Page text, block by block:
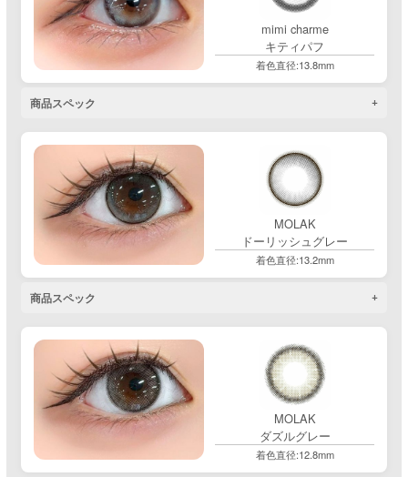
mimi charme
キティパフ
着色直径:13.8mm
商品スペック
MOLAK
ドーリッシュグレー
着色直径:13.2mm
商品スペック
MOLAK
ダズルグレー
着色直径:12.8mm